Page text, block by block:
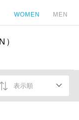
WOMEN MEN
表示順